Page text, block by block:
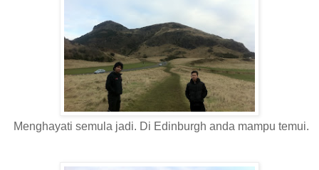
Menghayati semula jadi. Di Edinburgh anda mampu temui.